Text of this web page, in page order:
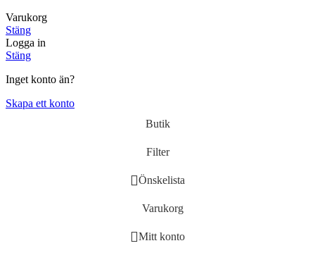
Varukorg
Stäng
Logga in
Stäng
Inget konto än?
Skapa ett konto
Butik
Filter
Önskelista
Varukorg
Mitt konto